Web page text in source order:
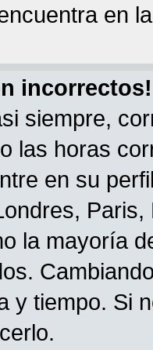
en
incorrectos!
siempre,
las horas
en su
la mayoría
y tiempo. Si